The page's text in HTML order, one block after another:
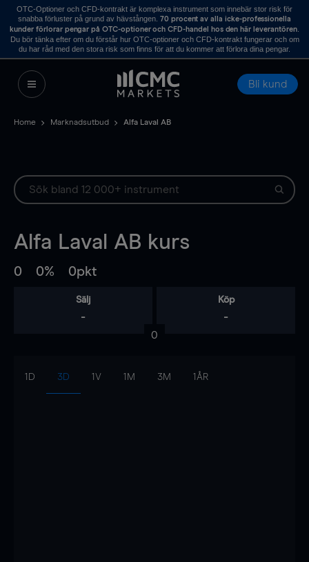
OTC-Optioner och CFD-kontrakt är komplexa instrument som innebär stor risk för
snabba förluster på grund av hävstången. 70 procent av alla icke-professionella
kunder förlorar pengar på OTC-optioner och CFD-handel hos den här leverantören.
Du bör tänka efter om du förstår hur OTC-optioner och CFD-kontrakt fungerar och om
du har råd med den stora risk som finns för att du kommer att förlora dina pengar.
Bli kund
Home Marknadsutbud Alfa Laval AB
Alfa Laval AB kurs
0 0% 0pkt
Sälj
-
Köp
-
0
1D 3D 1V 1M 3M 1ÅR